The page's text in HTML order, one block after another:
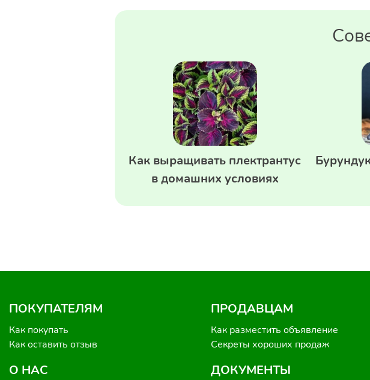
Как выращивать плектрантус
в домашних условиях
ПОКУПАТЕЛЯМ
Как покупать
Как оставить отзыв
О НАС
ПРОДАВЦАМ
Как разместить объявление
Секреты хороших продаж
ДОКУМЕНТЫ